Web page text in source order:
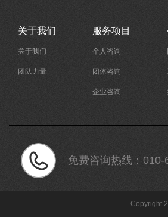
关于我们
关于我们
团队力量
服务项目
个人咨询
团体咨询
企业咨询
免费咨询热线：
Copyright